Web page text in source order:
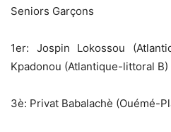
Seniors Garçons
‎1er: Jospin Lokossou
Kpadonou (Atlantique-littoral B)
‎3è: Privat Babalachè (Ouémé-